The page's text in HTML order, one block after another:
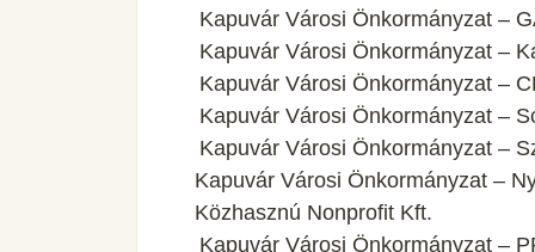
Kapuvár Városi Önkormányzat –
Kapuvár Városi Önkormányzat –
Kapuvár Városi Önkormányzat –
Kapuvár Városi Önkormányzat –
Kapuvár Városi Önkormányzat –
Kapuvár Városi Önkormányzat –
Közhasznú Nonprofit Kft.
Kapuvár Városi Önkormányzat –